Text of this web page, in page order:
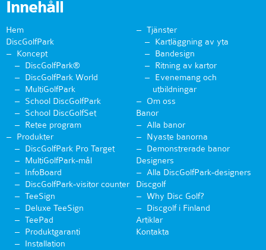
Innehåll
Hem
DiscGolfPark
Koncept
DiscGolfPark®
DiscGolfPark World
MultiGolfPark
School DiscGolfPark
School DiscGolfSet
Retee program
Produkter
DiscGolfPark Pro Target
MultiGolfPark-mål
InfoBoard
DiscGolfPark-visitor counter
TeeSign
Deluxe TeeSign
TeePad
Produktgaranti
Installation
Tjänster
Kartläggning av yta
Bandesign
Ritning av kartor
Evenemang och
utbildningar
Om oss
Banor
Alla banor
Nyaste banorna
Demonstrerade banor
Designers
Alla DiscGolfPark-designers
Discgolf
Why Disc Golf?
Discgolf i Finland
Artiklar
Kontakta